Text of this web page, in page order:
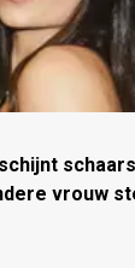
vrouw